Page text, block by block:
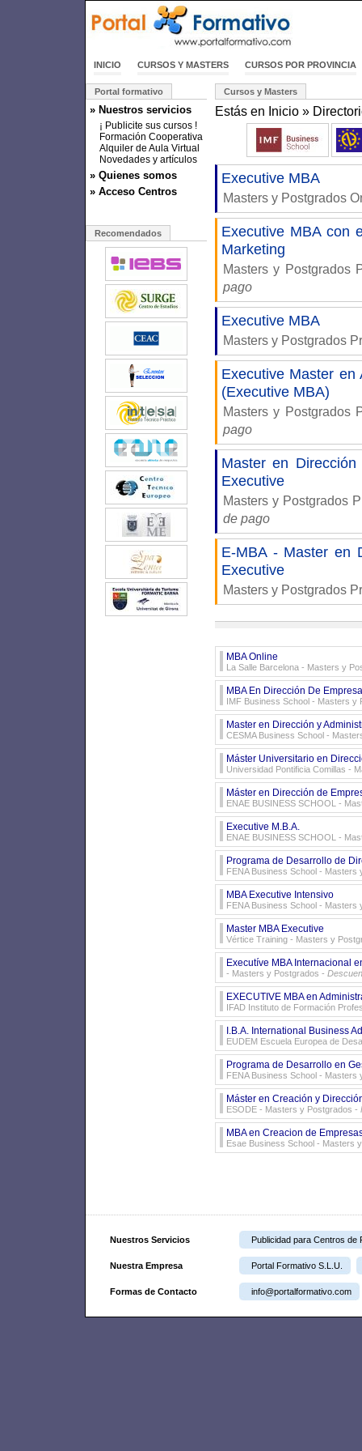
INICIO CURSOS Y MASTERS CURSOS POR PROVINCIA
Portal formativo
» Nuestros servicios
¡ Publicite sus cursos !
Formación Cooperativa
Alquiler de Aula Virtual
Novedades y artículos
» Quienes somos
» Acceso Centros
Recomendados
Cursos y Masters
Estás en Inicio »
Executive MBA
Masters y Postgrados
Executive MBA con
Marketing
Masters y Postgrados
pago
Executive MBA
Masters y Postgrados
Executive Master en
(Executive MBA)
Masters y Postgrados
pago
Master en
Executive
Masters y Postgrados
de pago
E-MBA - Master en
Executive
Masters y Postgrados
MBA Online
La Salle Barcelona - Masters y
MBA En Dirección De
IMF Business School - Masters y
Master en Dirección y
CESMA Business School -
Máster Universitario en
Universidad Pontificia Comillas -
Máster en Dirección de
ENAE BUSINESS SCHOOL -
Executive M.B.A.
ENAE BUSINESS SCHOOL -
Programa de Desarrollo de
FENA Business School - Masters
MBA Executive Intensivo
FENA Business School - Masters
Master MBA Executive
Vértice Training - Masters y
Executíve MBA Internacional
- Masters y Postgrados -
EXECUTIVE MBA en
IFAD Instituto de Formación
I.B.A. International Business
EUDEM Escuela Europea de
Programa de Desarrollo en
FENA Business School - Masters
Máster en Creación y
ESODE - Masters y Postgrados -
MBA en Creacion de
Esae Business School - Masters
Nuestros Servicios Publicidad para Centros de
Nuestra Empresa Portal Formativo S.L.U.
Formas de Contacto info@portalformativo.com